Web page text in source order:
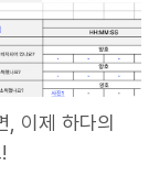
, 이제 하다의